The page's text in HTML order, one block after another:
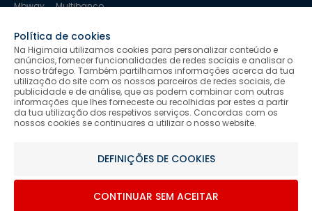
Siga-nos
Salvo indicação de contrário as promoções apresentadas são
Higimaia © 2026 Todos os direitos reservados. Designed & Developed
Política de cookies
Na Higimaia utilizamos cookies para personalizar conteúdo e
anúncios, fornecer funcionalidades de redes sociais e analisar o
nosso tráfego. Também partilhamos informações acerca da tua
utilização do site com os nossos parceiros de redes sociais, de
publicidade e de análise, que as podem combinar com outras
informações que lhes forneceste ou recolhidas por estes a partir
da tua utilização dos respetivos serviços. Concordas com os
nossos cookies se continuares a utilizar o nosso website.
DEFINIÇÕES DE COOKIES
CONTINUAR SEM ACEITAR